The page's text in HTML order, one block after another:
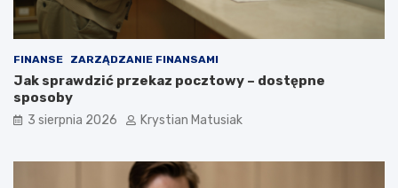
FINANSE ZARZĄDZANIE FINANSAMI
Jak sprawdzić przekaz pocztowy – dostępne
sposoby
3 sierpnia 2026 Krystian Matusiak